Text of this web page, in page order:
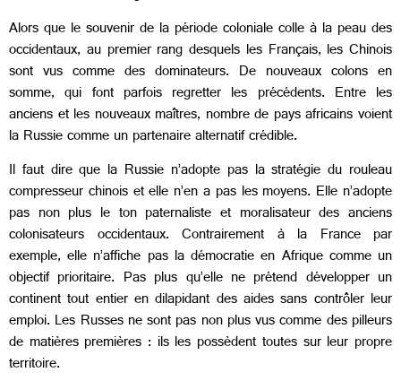
Alors que le souvenir de la période coloniale colle à la peau des
occidentaux, au premier rang desquels les Français, les Chinois
sont vus comme des dominateurs. De nouveaux colons en
somme, qui font parfois regretter les précédents. Entre les
anciens et les nouveaux maîtres, nombre de pays africains voient
la Russie comme un partenaire alternatif crédible.
Il faut dire que la Russie n’adopte pas la stratégie du rouleau
compresseur chinois et elle n’en a pas les moyens. Elle n’adopte
pas non plus le ton paternaliste et moralisateur des anciens
colonisateurs occidentaux. Contrairement à la France par
exemple, elle n’affiche pas la démocratie en Afrique comme un
objectif prioritaire. Pas plus qu’elle ne prétend développer un
continent tout entier en dilapidant des aides sans contrôler leur
emploi. Les Russes ne sont pas non plus vus comme des pilleurs
de matières premières : ils les possèdent toutes sur leur propre
territoire.